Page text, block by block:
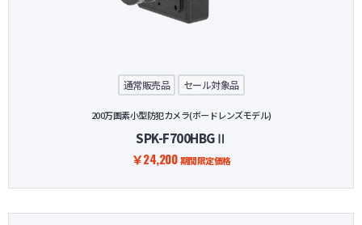
通常販売品 セール対象品
200万画素小型防犯カメラ(ボードレンズモデル)
SPK-F700HBGⅡ
￥24,200期間限定価格